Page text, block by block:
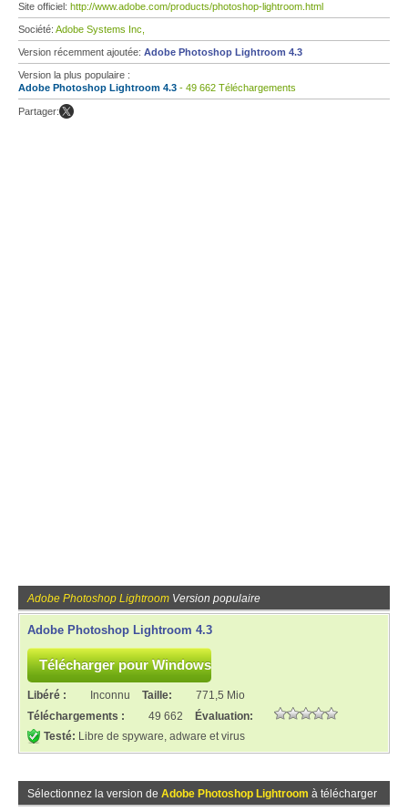
Site officiel: http://www.adobe.com/products/photoshop-lightroom.html
Société: Adobe Systems Inc,
Version récemment ajoutée: Adobe Photoshop Lightroom 4.3
Version la plus populaire :
Adobe Photoshop Lightroom 4.3 - 49 662 Téléchargements
Partager:
Adobe Photoshop Lightroom Version populaire
Adobe Photoshop Lightroom 4.3
Libéré : Inconnu Taille:
771,5 Mio
Téléchargements :
49 662
Évaluation:
Testé: Libre de spyware, adware et virus
Sélectionnez la version de Adobe Photoshop Lightroom à télécharger